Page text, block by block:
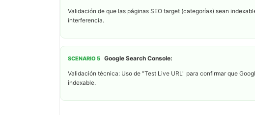
Validación de que las páginas SEO target (categorías) sean
interferencia.
SCENARIO 5 Google Search Console:
Validación técnica: Uso de "Test Live URL" para confirmar que
indexable.